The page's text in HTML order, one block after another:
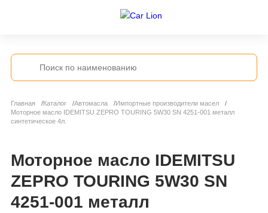
Главная Каталог Автомасла
Импортные производители масел
Моторное масло IDEMITSU ZEPRO TOURING 5W30 SN 4251-001 металл
синтетическое 4л.
Моторное масло IDEMITSU
ZEPRO TOURING 5W30 SN
4251-001 металл